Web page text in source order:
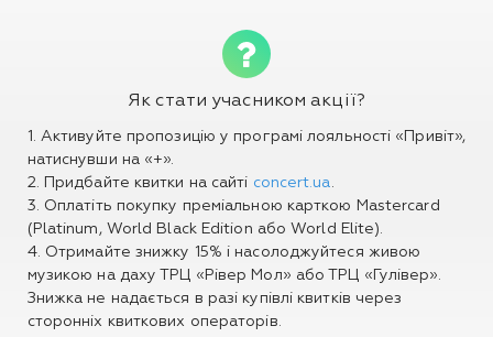
Як стати учасником акції?
1. Активуйте пропозицію у програмі лояльності «Привіт»,
натиснувши на «+».
2. Придбайте квитки на сайті concert.ua
3. Оплатіть покупку преміальною карткою Mastercard
(Platinum, World Black Edition або World Elite).
4. Отримайте знижку 15% і насолоджуйтеся живою
музикою на даху ТРЦ «Рівер Мол» або ТРЦ «Гулівер».
Знижка не надається в разі купівлі квитків через
сторонніх квиткових операторів.